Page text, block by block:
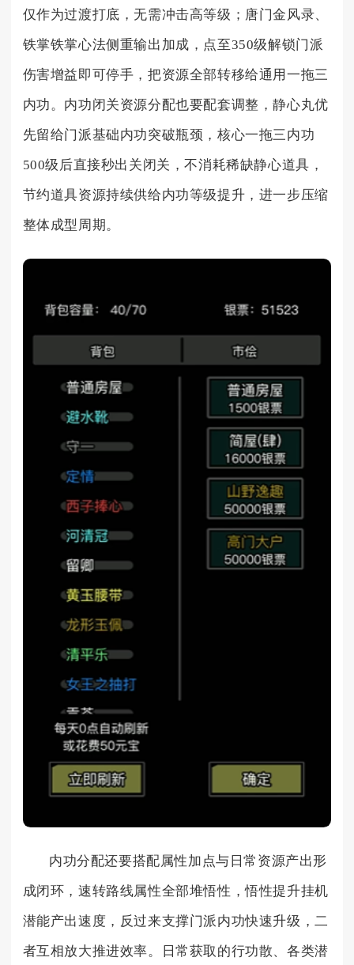
仅作为过渡打底，无需冲击高等级；唐门金风录、
铁掌铁掌心法侧重输出加成，点至350级解锁门派
伤害增益即可停手，把资源全部转移给通用一拖三
内功。内功闭关资源分配也要配套调整，静心丸优
先留给门派基础内功突破瓶颈，核心一拖三内功
500级后直接秒出关闭关，不消耗稀缺静心道具，
节约道具资源持续供给内功等级提升，进一步压缩
整体成型周期。
内功分配还要搭配属性加点与日常资源产出形
成闭环，速转路线属性全部堆悟性，悟性提升挂机
潜能产出速度，反过来支撑门派内功快速升级，二
者互相放大推进效率。日常获取的行功散、各类潜